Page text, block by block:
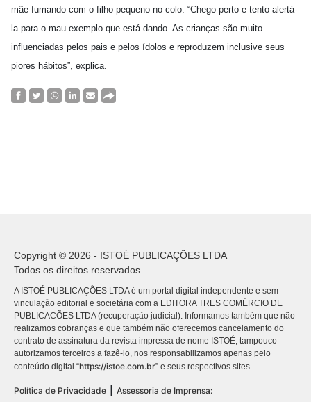
mãe fumando com o filho pequeno no colo. “Chego perto e tento alertá-
la para o mau exemplo que está dando. As crianças são muito
influenciadas pelos pais e pelos ídolos e reproduzem inclusive seus
piores hábitos”, explica.
Copyright © 2026 - ISTOÉ PUBLICAÇÕES LTDA
Todos os direitos reservados.
A ISTOÉ PUBLICAÇÕES LTDA é um portal digital independente e sem
vinculação editorial e societária com a EDITORA TRES COMÉRCIO DE
PUBLICACÕES LTDA (recuperação judicial). Informamos também que não
realizamos cobranças e que também não oferecemos cancelamento do
contrato de assinatura da revista impressa de nome ISTOÉ, tampouco
autorizamos terceiros a fazê-lo, nos responsabilizamos apenas pelo
conteúdo digital “https://istoe.com.br” e seus respectivos sites.
Política de Privacidade Assessoria de Imprensa: